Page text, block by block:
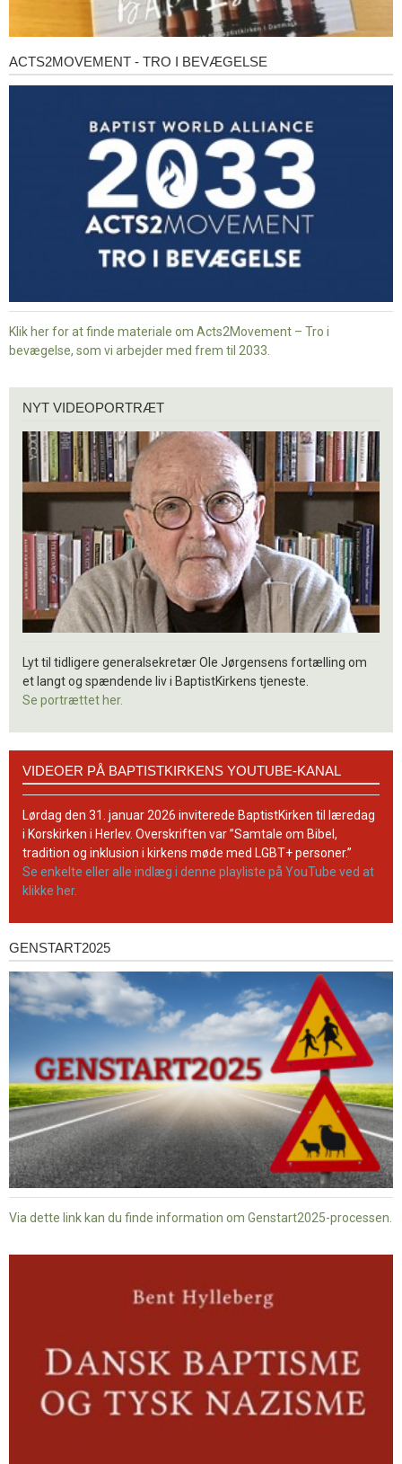
Acts2Movement
-
ACTS2MOVEMENT - TRO I BEVÆGELSE
Klik her for at finde materiale om Acts2Movement – Tro i
bevægelse, som vi arbejder med frem til 2033.
videoportræt
NYT VIDEOPORTRÆT
Lyt til tidligere generalsekretær Ole Jørgensens fortælling om
et langt og spændende liv i BaptistKirkens tjeneste.
Se portrættet her.
BaptistKirkens
YouTube-
kanal
VIDEOER PÅ BAPTISTKIRKENS YOUTUBE-KANAL
Lørdag den 31. januar 2026 inviterede BaptistKirken til læredag
i Korskirken i Herlev. Overskriften var ”Samtale om Bibel,
tradition og inklusion i kirkens møde med LGBT+ personer.”
Se enkelte eller alle indlæg i denne playliste på YouTube ved at
klikke her.
Genstart2025
GENSTART2025
Via dette link kan du finde information om Genstart2025-processen.